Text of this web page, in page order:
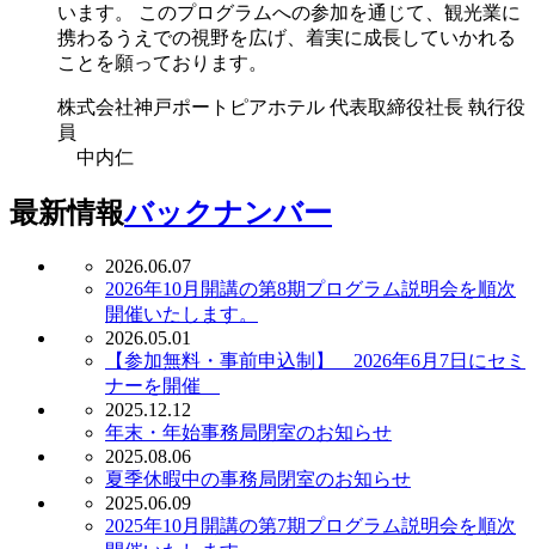
います。 このプログラムへの参加を通じて、観光業に
携わるうえでの視野を広げ、着実に成長していかれる
ことを願っております。
株式会社神戸ポートピアホテル 代表取締役社長 執行役
員
中内仁
最新情報バックナンバー
2026.06.07
2026年10月開講の第8期プログラム説明会を順次
開催いたします。
2026.05.01
【参加無料・事前申込制】 2026年6月7日にセミ
ナーを開催
2025.12.12
年末・年始事務局閉室のお知らせ
2025.08.06
夏季休暇中の事務局閉室のお知らせ
2025.06.09
2025年10月開講の第7期プログラム説明会を順次